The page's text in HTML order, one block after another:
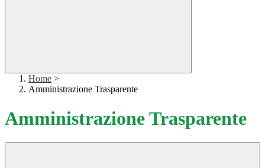
Home >
Amministrazione Trasparente
Amministrazione Trasparente